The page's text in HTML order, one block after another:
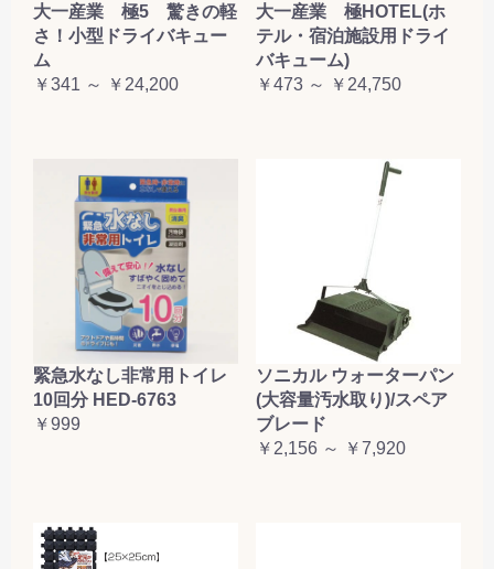
大一産業 極5 驚きの軽
さ！小型ドライバキュー
ム
￥341 ～ ￥24,200
大一産業 極HOTEL(ホ
テル・宿泊施設用ドライ
バキューム)
￥473 ～ ￥24,750
緊急水なし非常用トイレ
10回分 HED-6763
￥999
ソニカル ウォーターパン
(大容量汚水取り)/スペア
ブレード
￥2,156 ～ ￥7,920